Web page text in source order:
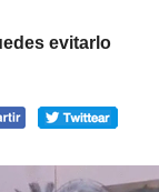
evitarlo